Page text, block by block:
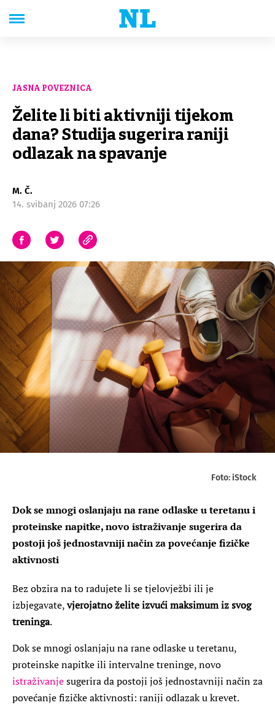
JASNA POVEZNICA
Želite li biti aktivniji tijekom
dana? Studija sugerira raniji
odlazak na spavanje
M. Č.
14. svibanj 2026 07:26
Foto: iStock
Dok se mnogi oslanjaju na rane odlaske u teretanu i
proteinske napitke, novo istraživanje sugerira da
postoji još jednostavniji način za povećanje fizičke
aktivnosti
Bez obzira na to radujete li se tjelovježbi ili je
izbjegavate,vjerojatno želite izvući maksimum iz svog
treninga.
Dok se mnogi oslanjaju na rane odlaske u teretanu,
proteinske napitke ili intervalne treninge, novo
istraživanjesugerira da postoji još jednostavniji način za
povećanje fizičke aktivnosti: raniji odlazak u krevet.